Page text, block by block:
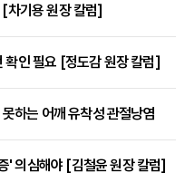
차기용 원장 칼럼]
확인 필요 [정도감 원장 칼럼]
하는 어깨 유착성 관절낭염
' 의심해야 [김철윤 원장 칼럼]